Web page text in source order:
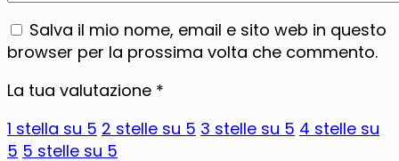
Salva il mio nome, email e sito web in questo
browser per la prossima volta che commento.
La tua valutazione *
1 stella su 5 2 stelle su 5 3 stelle su 5 4 stelle su
5 5 stelle su 5